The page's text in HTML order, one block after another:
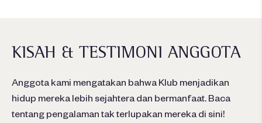
KISAH & TESTIMONI ANGGOTA
Anggota kami mengatakan bahwa Klub menjadikan
hidup mereka lebih sejahtera dan bermanfaat. Baca
tentang pengalaman tak terlupakan mereka di sini!